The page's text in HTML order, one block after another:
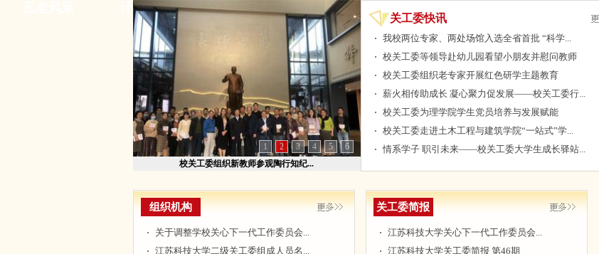
计划总结 友情链接
1 2 3 4 5
6
校关工委组织新教师参观陶行知纪...
关工委快讯
我校两位专家、两处场馆入选全省首批 “科学...
校关工委等领导赴幼儿园看望小朋友并慰问教师
校关工委组织老专家开展红色研学主题教育
薪火相传助成长 凝心聚力促发展——校关工委行...
校关工委为理学院学生党员培养与发展赋能
校关工委走进土木工程与建筑学院“一站式”学...
情系学子 职引未来——校关工委大学生成长驿站...
组织机构
关于调整学校关心下一代工作委员会...
江苏科技大学二级关工委组成人员名...
关工委简报
江苏科技大学关心下一代工作委员会...
江苏科技大学关工委简报 第46期